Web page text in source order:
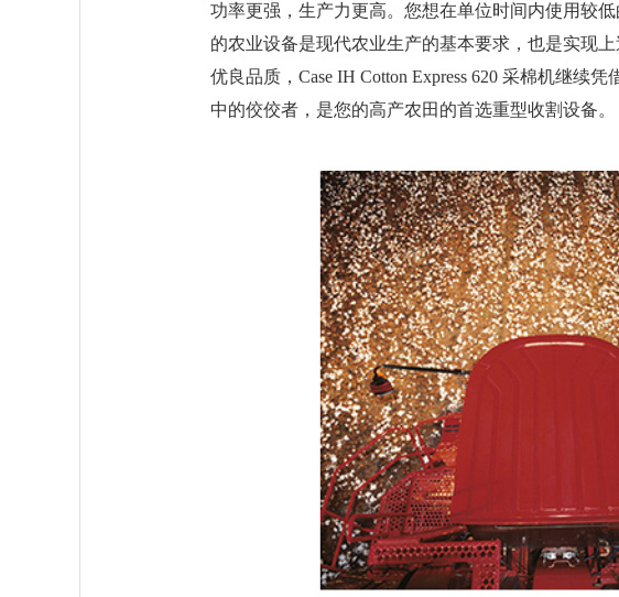
功率更强，生产力更高。您想在单位时间内使用较
的农业设备是现代农业生产的基本要求，也是实现
优良品质，Case IH Cotton Express 620 采棉机继续
中的佼佼者，是您的高产农田的首选重型收割设备。